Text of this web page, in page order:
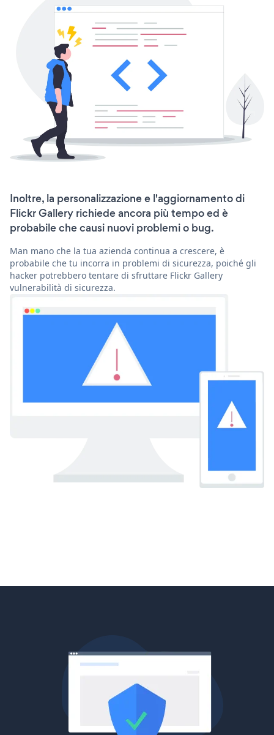
Inoltre, la personalizzazione e l'aggiornamento di
Flickr Gallery richiede ancora più tempo ed è
probabile che causi nuovi problemi o bug.
Man mano che la tua azienda continua a crescere, è
probabile che tu incorra in problemi di sicurezza, poiché gli
hacker potrebbero tentare di sfruttare Flickr Gallery
vulnerabilità di sicurezza.